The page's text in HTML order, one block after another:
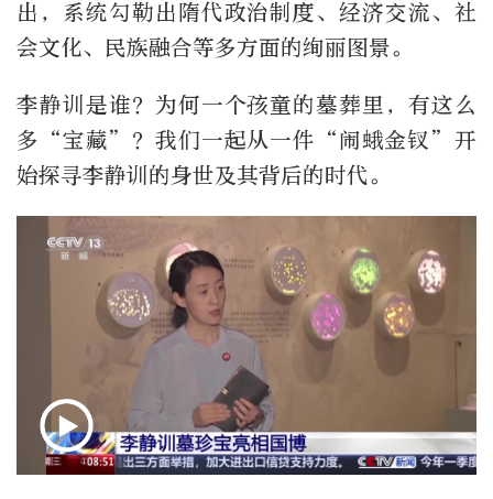
出，系统勾勒出隋代政治制度、经济交流、社
会文化、民族融合等多方面的绚丽图景。
李静训是谁？为何一个孩童的墓葬里，有这么
多“宝藏”？我们一起从一件“闹蛾金钗”开
始探寻李静训的身世及其背后的时代。